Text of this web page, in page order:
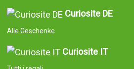
Curiosite DE
Alle Geschenke
Curiosite IT